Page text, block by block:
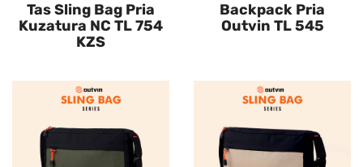
Tas Sling Bag Pria
Kuzatura NC TL 754
KZS
Backpack Pria
Outvin TL 545